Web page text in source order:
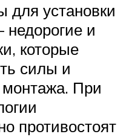
для установки
недорогие и
которые
силы и
При
противостоят